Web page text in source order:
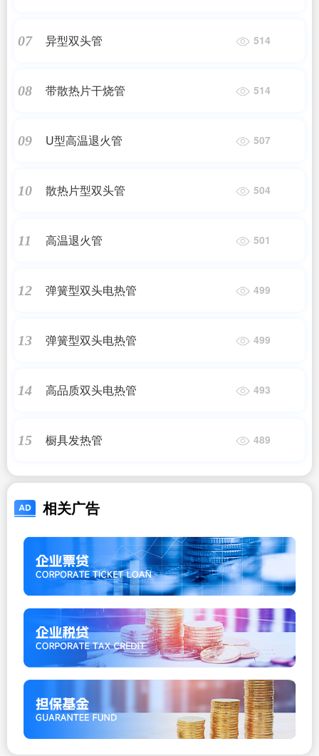
07 异型双头管 514
08 带散热片干烧管 514
09 U型高温退火管 507
10 散热片型双头管 504
11 高温退火管 501
12 弹簧型双头电热管 499
13 弹簧型双头电热管 499
14 高品质双头电热管 493
15 橱具发热管 489
相关广告